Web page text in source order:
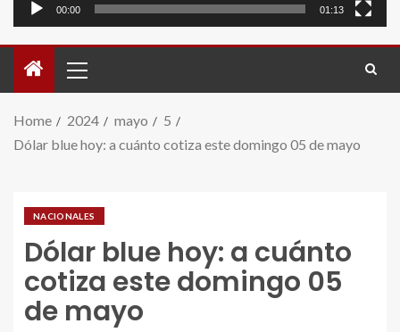
00:00 01:13
Home 2024 mayo
5
Dólar blue hoy: a cuánto cotiza este domingo 05 de mayo
NACIONALES
Dólar blue hoy: a cuánto
cotiza este domingo 05
de mayo